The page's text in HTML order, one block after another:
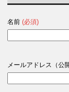
名前 (必須)
メールアドレス（公